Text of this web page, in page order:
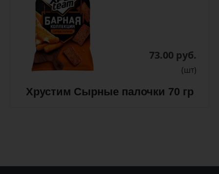
73.00 руб.
(шт)
Хрустим Сырные палочки 70 гр